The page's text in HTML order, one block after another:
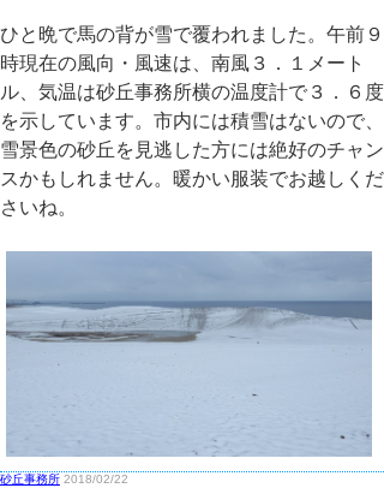
ひと晩で馬の背が雪で覆われました。午前９
時現在の風向・風速は、南風３．１メート
ル、気温は砂丘事務所横の温度計で３．６度
を示しています。市内には積雪はないので、
雪景色の砂丘を見逃した方には絶好のチャン
スかもしれません。暖かい服装でお越しくだ
さいね。
砂丘事務所 2018/02/22